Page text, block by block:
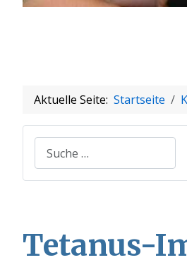
Aktuelle Seite: Startseite
Tetanus-